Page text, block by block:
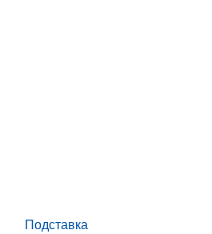
Подставка